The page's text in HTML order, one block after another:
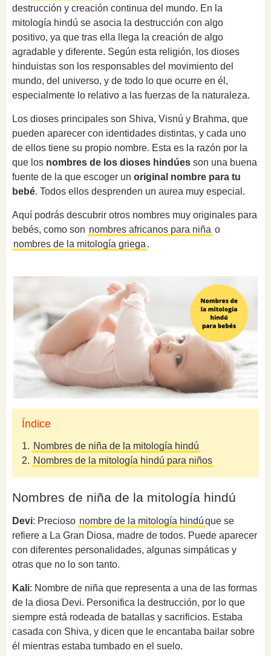
destrucción y creación continua del mundo. En la
mitología hindú se asocia la destrucción con algo
positivo, ya que tras ella llega la creación de algo
agradable y diferente. Según esta religión, los dioses
hinduistas son los responsables del movimiento del
mundo, del universo, y de todo lo que ocurre en él,
especialmente lo relativo a las fuerzas de la naturaleza.
Los dioses principales son Shiva, Visnú y Brahma, que
pueden aparecer con identidades distintas, y cada uno
de ellos tiene su propio nombre. Esta es la razón por la
que los nombres de los dioses hindúes son una buena
fuente de la que escoger un original nombre para tu
bebé. Todos ellos desprenden un aurea muy especial.
Aquí podrás descubrir otros nombres muy originales para
bebés, como son nombres africanos para niña o
nombres de la mitología griega .
Índice
1. Nombres de niña de la mitología hindú
2. Nombres de la mitología hindú para niños
Nombres de niña de la mitología hindú
Devi: Precioso nombre de la mitología hindúque se
refiere a La Gran Diosa, madre de todos. Puede aparecer
con diferentes personalidades, algunas simpáticas y
otras que no lo son tanto.
Kali: Nombre de niña que representa a una de las formas
de la diosa Devi. Personifica la destrucción, por lo que
siempre está rodeada de batallas y sacrificios. Estaba
casada con Shiva, y dicen que le encantaba bailar sobre
él mientras estaba tumbado en el suelo.